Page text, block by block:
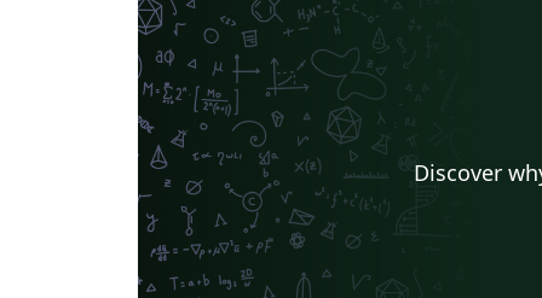
Discover